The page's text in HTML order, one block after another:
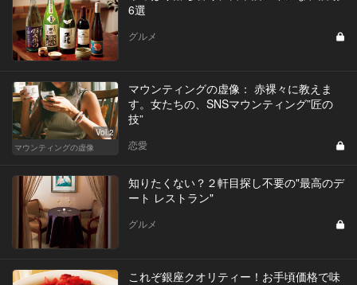
6選
グルメ
Vol.2
マウンティングの虚像
マウンティングの虚像： 赤裸々に教えま
す。女たちの、SNSマウンティング”匠の
技”
恋愛
知りたくない？２軒目探し不要の"最高のデ
ート レストラン"
グルメ
これぞ銀座クオリティー！お手頃価格で味